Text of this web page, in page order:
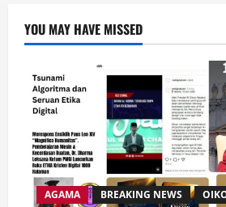
YOU MAY HAVE MISSED
AGAMA BREAKING NEWS